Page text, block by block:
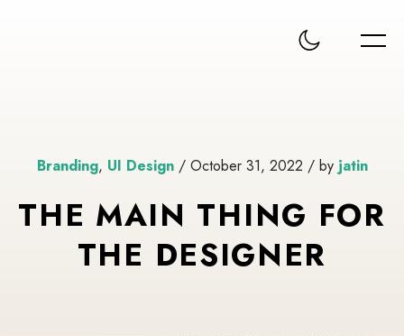
Branding, UI Design/ October 31, 2022 / by jatin
THE MAIN THING FOR
THE DESIGNER